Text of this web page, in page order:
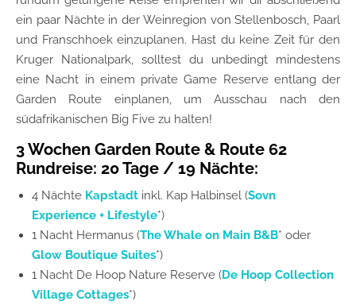
ein paar Nächte in der Weinregion von Stellenbosch, Paarl
und Franschhoek einzuplanen. Hast du keine Zeit für den
Kruger Nationalpark, solltest du unbedingt mindestens
eine Nacht in einem private Game Reserve entlang der
Garden Route einplanen, um Ausschau nach den
südafrikanischen Big Five zu halten!
3 Wochen Garden Route & Route 62
Rundreise: 20 Tage / 19 Nächte:
4 Nächte Kapstadt inkl. Kap Halbinsel (Sovn
Experience + Lifestyle*)
1 Nacht Hermanus (The Whale on Main B&B* oder
Glow Boutique Suites*)
1 Nacht De Hoop Nature Reserve (De Hoop Collection
Village Cottages*)